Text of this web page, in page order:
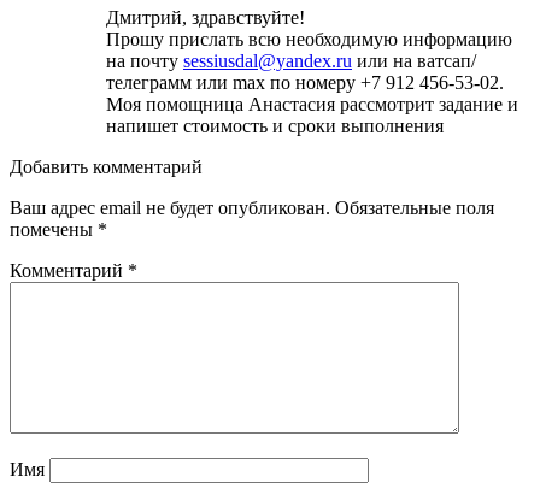
Дмитрий, здравствуйте!
Прошу прислать всю необходимую информацию
на почту sessiusdal@yandex.ru или на ватсап/
телеграмм или max по номеру +7 912 456-53-02.
Моя помощница Анастасия рассмотрит задание и
напишет стоимость и сроки выполнения
Добавить комментарий
Ваш адрес email не будет опубликован. Обязательные поля
помечены *
Комментарий *
Имя